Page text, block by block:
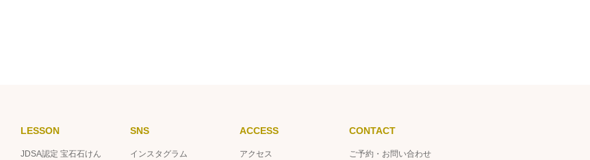
LESSON
JDSA認定 宝石石けん
SNS
インスタグラム
ACCESS
アクセス
CONTACT
ご予約・お問い合わせ